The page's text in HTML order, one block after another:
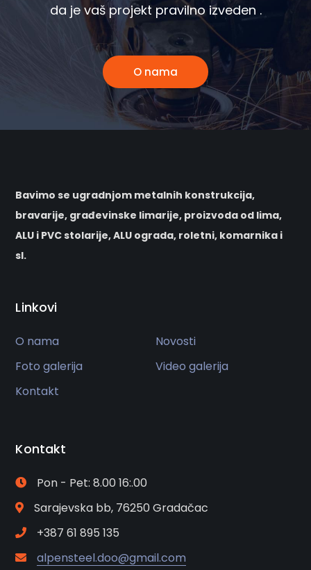
da je vaš projekt pravilno izveden .
O nama
Bavimo se ugradnjom metalnih konstrukcija,
bravarije, građevinske limarije, proizvoda od lima,
ALU i PVC stolarije, ALU ograda, roletni, komarnika i
sl.
Linkovi
O nama
Novosti
Foto galerija
Video galerija
Kontakt
Kontakt
Pon - Pet: 8.00 16:.00
Sarajevska bb, 76250 Gradačac
+387 61 895 135
alpensteel.doo@gmail.com